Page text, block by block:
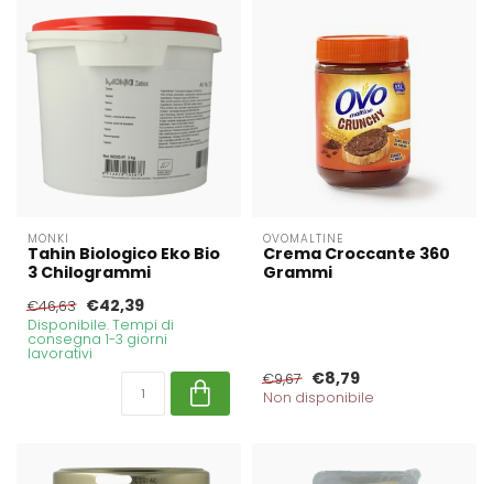
MONKI
Tahin Biologico Eko Bio
3 Chilogrammi
€46,63 €42,39
Disponibile. Tempi di
consegna 1-3 giorni
lavorativi
OVOMALTINE
Crema Croccante 360
Grammi
€9,67 €8,79
Non disponibile